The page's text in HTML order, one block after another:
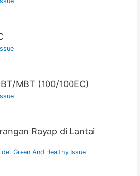
MBT (100/100EC)
Rayap di Lantai
, Green And Healthy Issue